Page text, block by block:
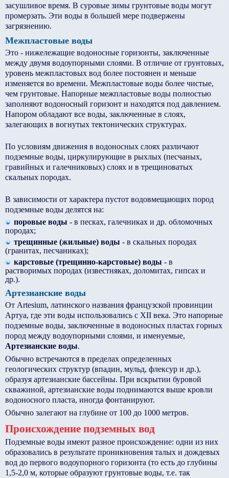
засушливое время. В суровые зимы грунтовые воды могут
промерзать. Эти воды в большей мере подвержены
загрязнению.
Межпластовые воды
Это - нижележащие водоносные горизонты, заключенные
между двумя водоупорными слоями. В отличие от грунтовых,
уровень межпластовых вод более постоянен и меньше
изменяется во времени. Межпластовые воды более чистые,
чем грунтовые. Напорные межпластовые воды полностью
заполняют водоносный горизонт и находятся под давлением.
Напором обладают все воды, заключенные в слоях,
залегающих в вогнутых тектонических структурах.
По условиям движения в водоносных слоях различают
подземные воды, циркулирующие в рыхлых (песчаных,
гравийных и галечниковых) слоях и в трещиноватых
скальных породах.
В зависимости от характера пустот водовмещающих пород
подземные воды делятся на:
поровые воды - в песках, галечниках и др. обломочных
породах;
трещинные (жильные) воды - в скальных породах
(гранитах, песчаниках);
карстовые (трещинно-карстовые) воды - в
растворимых породах (известняках, доломитах, гипсах и
др.).
Артезианские воды
От Artesium, латинского названия французской провинции
Артуа, где эти воды использовались с XII века. Это напорные
подземные воды, заключенные в водоносных пластах горных
пород между водоупорными слоями, и именуемые,
Артезианские воды.
Обычно встречаются в пределах определенных
геологических структур (впадин, мульд, флексур и др.),
образуя артезианские бассейны. При вскрытии буровой
скважиной, артезианские воды поднимаются выше кровли
водоносного пласта, иногда фонтанируют.
Обычно залегают на глубине от 100 до 1000 метров.
Происхождение подземных вод
Подземные воды имеют разное происхождение: одни из них
образовались в результате проникновения талых и дождевых
вод до первого водоупорного горизонта (то есть до глубины
1,5-2,0 м, которые образуют грунтовые воды, т.е. так